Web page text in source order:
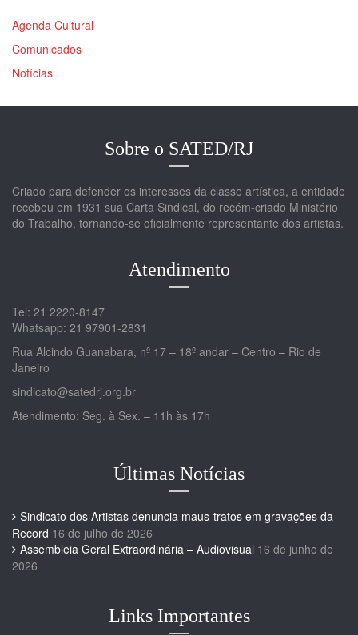
Agenda Cultural
Comunicados
Notícias
Sobre o SATED/RJ
Criado para defender os interesses da classe artística, a entidade
recebeu em 1931 sua Carta Sindical, do recém-criado Ministério
do Trabalho, tornando-se oficialmente representante dos artistas.
Atendimento
Tel: 21 2220-8147
Whatsapp: 21 97901-2831
Rua Alcindo Guanabara, nº 17 – 18º andar – Centro – Rio de
Janeiro
sindicato@satedrj.org.br
Atendimento: Seg. à Sex. – 11h às 17h
Últimas Notícias
Sindicato dos Artistas denuncia maus-tratos em gravações da
Record 16 de julho de 2026
Assembleia Geral Extraordinária – Audiovisual 16 de junho de
2026
Links Importantes